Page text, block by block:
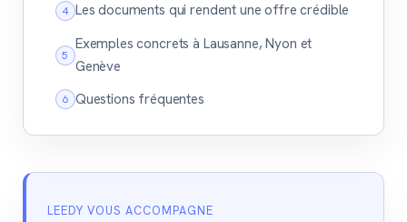
Les documents qui rendent une offre crédible
Exemples concrets à Lausanne, Nyon et
Genève
Questions fréquentes
LEEDY VOUS ACCOMPAGNE